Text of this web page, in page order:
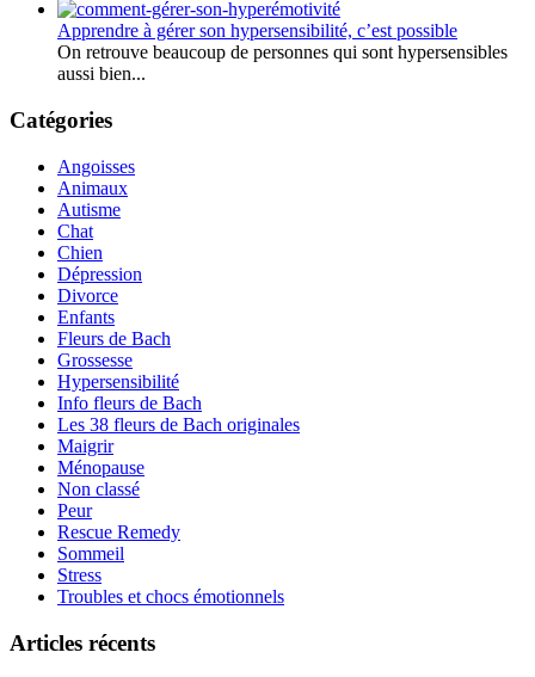
Apprendre à gérer son hypersensibilité, c’est possible
On retrouve beaucoup de personnes qui sont hypersensibles
aussi bien...
Catégories
Angoisses
Animaux
Autisme
Chat
Chien
Dépression
Divorce
Enfants
Fleurs de Bach
Grossesse
Hypersensibilité
Info fleurs de Bach
Les 38 fleurs de Bach originales
Maigrir
Ménopause
Non classé
Peur
Rescue Remedy
Sommeil
Stress
Troubles et chocs émotionnels
Articles récents